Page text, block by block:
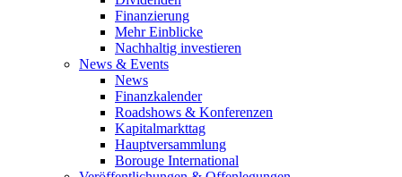
Finanzierung
Mehr Einblicke
Nachhaltig investieren
News & Events
News
Finanzkalender
Roadshows & Konferenzen
Kapitalmarkttag
Hauptversammlung
Borouge International